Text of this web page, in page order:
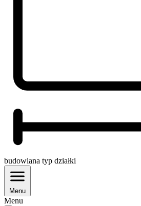
budowlana typ działki
Menu
Menu